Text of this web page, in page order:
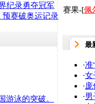
纪录勇夺冠军
预赛破奥运记录
游泳的突破。
赛果-[佩
最
·准
·女
·
·男